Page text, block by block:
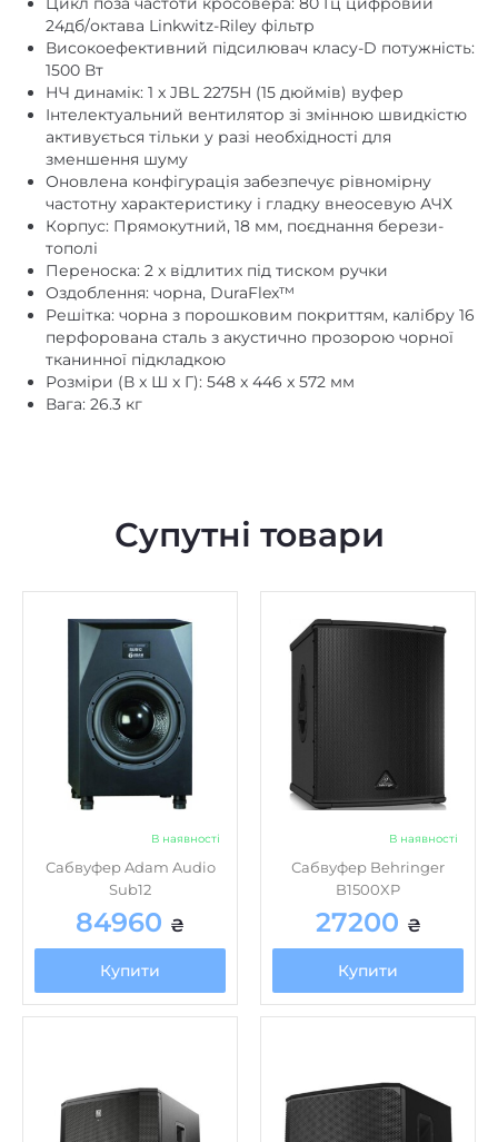
24дб/октава Linkwitz-Riley фільтр
Високоефективний підсилювач класу-D потужність:
1500 Вт
НЧ динамік: 1 x JBL 2275H (15 дюймів) вуфер
Інтелектуальний вентилятор зі змінною швидкістю
активується тільки у разі необхідності для
зменшення шуму
Оновлена конфігурація забезпечує рівномірну
частотну характеристику і гладку внеосевую АЧХ
Корпус: Прямокутний, 18 мм, поєднання берези-
тополі
Переноска: 2 x відлитих під тиском ручки
Оздоблення: чорна, DuraFlex™
Решітка: чорна з порошковим покриттям, калібру 16
перфорована сталь з акустично прозорою чорної
тканинної підкладкою
Розміри (В x Ш x Г): 548 x 446 x 572 мм
Вага: 26.3 кг
Супутні товари
В наявності
Сабвуфер Adam Audio
Sub12
84960 ₴
Купити
В наявності
Сабвуфер Behringer
B1500XP
27200 ₴
Купити